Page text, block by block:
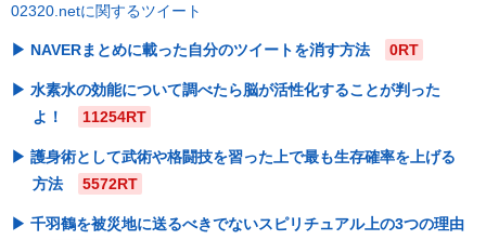
02320.netに関するツイート
NAVERまとめに載った自分のツイートを消す方法 0RT
水素水の効能について調べたら脳が活性化することが判った
よ！
11254RT
護身術として武術や格闘技を習った上で最も生存確率を上げる
方法
5572RT
千羽鶴を被災地に送るべきでないスピリチュアル上の3つの理由